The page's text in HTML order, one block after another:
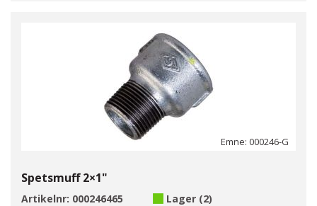
Emne: 000246-G
Spetsmuff 2×1"
Artikelnr: 000246465
Lager (2)